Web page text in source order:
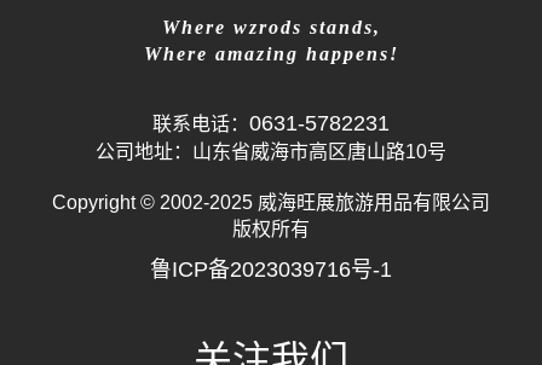
Where wzrods stands,
Where amazing happens!
联系电话： 0631-5782231
公司地址：山东省威海市高区唐山路10号
Copyright © 2002-2025 威海旺展旅游用品有限公司
版权所有
鲁ICP备2023039716号-1